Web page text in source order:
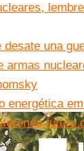
una
armas
energética
futuro